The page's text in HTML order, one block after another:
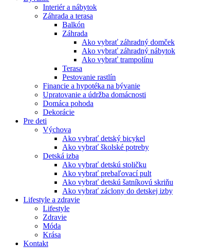
Interiér a nábytok
Záhrada a terasa
Balkón
Záhrada
Ako vybrať záhradný domček
Ako vybrať záhradný nábytok
Ako vybrať trampolínu
Terasa
Pestovanie rastlín
Financie a hypotéka na bývanie
Upratovanie a údržba domácnosti
Domáca pohoda
Dekorácie
Pre deti
Výchova
Ako vybrať detský bicykel
Ako vybrať školské potreby
Detská izba
Ako vybrať detskú stoličku
Ako vybrať prebaľovací pult
Ako vybrať detskú šatníkovú skriňu
Ako vybrať záclony do detskej izby
Lifestyle a zdravie
Lifestyle
Zdravie
Móda
Krása
Kontakt